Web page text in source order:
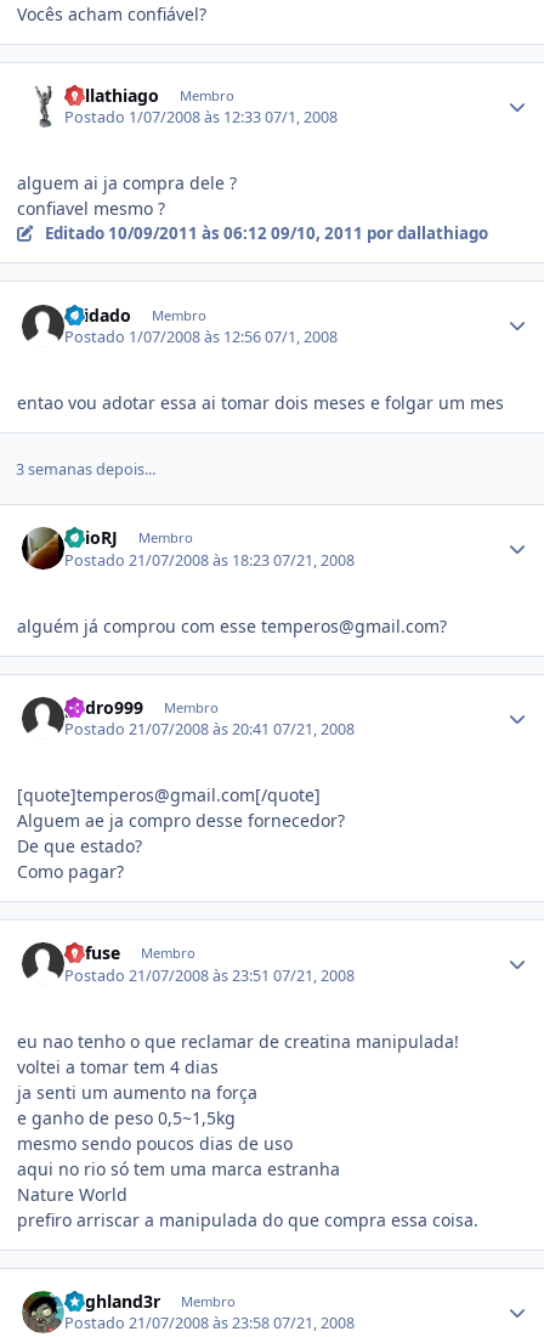
Vocês acham confiável?
dallathiago Membro
Postado 1/07/2008 às 12:3307/1, 2008
alguem ai ja compra dele ?
confiavel mesmo ?
Editado 10/09/2011 às 06:1209/10, 2011 por dallathiago
cuidado Membro
Postado 1/07/2008 às 12:5607/1, 2008
entao vou adotar essa ai tomar dois meses e folgar um mes
3 semanas depois...
CaioRJ Membro
Postado21/07/2008 às 18:2307/21, 2008
alguém já comprou com esse temperos@gmail.com?
pedro999 Membro
Postado21/07/2008 às 20:4107/21, 2008
[quote]temperos@gmail.com[/quote]
Alguem ae ja compro desse fornecedor?
De que estado?
Como pagar?
Refuse Membro
Postado21/07/2008 às 23:5107/21, 2008
eu nao tenho o que reclamar de creatina manipulada!
voltei a tomar tem 4 dias
ja senti um aumento na força
e ganho de peso 0,5~1,5kg
mesmo sendo poucos dias de uso
aqui no rio só tem uma marca estranha
Nature World
prefiro arriscar a manipulada do que compra essa coisa.
h1ghland3r Membro
Postado21/07/2008 às 23:5807/21, 2008